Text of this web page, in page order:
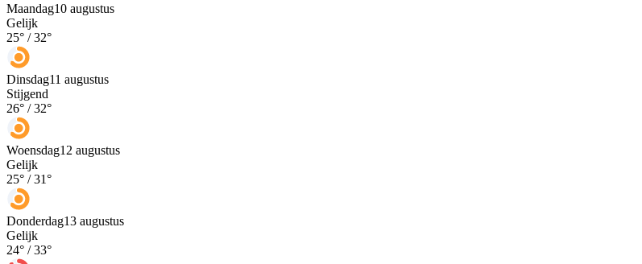
Maandag10 augustus
Gelijk
25° /32°
Dinsdag11 augustus
Stijgend
26° /32°
Woensdag12 augustus
Gelijk
25° /31°
Donderdag13 augustus
Gelijk
24° /33°